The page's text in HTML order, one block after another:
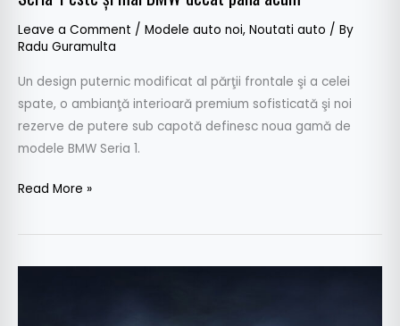
Leave a Comment / Modele auto noi, Noutati auto / By
Radu Guramulta
Un design puternic modificat al părţii frontale şi a celei
spate, o ambianţă interioară premium sofisticată şi noi
rezerve de putere sub capotă definesc noua gamă de
modele BMW Seria 1.
Read More »